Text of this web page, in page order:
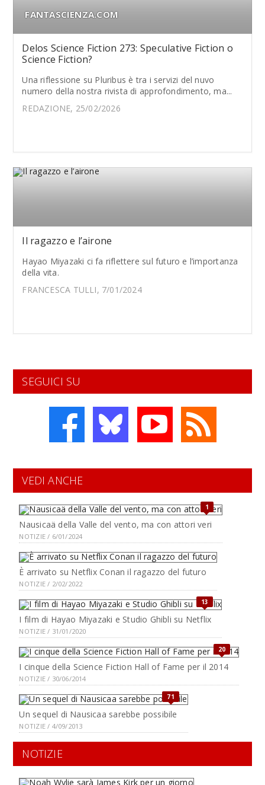
FANTASCIENZA.COM
Delos Science Fiction 273: Speculative Fiction o
Science Fiction?
Una riflessione su Pluribus è tra i servizi del nuvo
numero della nostra rivista di approfondimento, ma...
REDAZIONE, 25/02/2026
Il ragazzo e l’airone
Hayao Miyazaki ci fa riflettere sul futuro e l’importanza
della vita.
FRANCESCA TULLI, 7/01/2024
SEGUICI SU
VEDI ANCHE
1
Nausicaä della Valle del vento, ma con attori veri
NOTIZIE / 6/01/2024
È arrivato su Netflix Conan il ragazzo del futuro
NOTIZIE / 2/02/2022
13
I film di Hayao Miyazaki e Studio Ghibli su Netflix
NOTIZIE / 31/01/2020
20
I cinque della Science Fiction Hall of Fame per il 2014
NOTIZIE / 30/06/2014
71
Un sequel di Nausicaa sarebbe possibile
NOTIZIE / 4/09/2013
NOTIZIE